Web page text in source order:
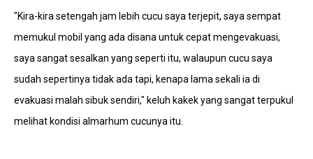
"Kira-kira setengah jam lebih cucu saya terjepit, saya sempat
memukul mobil yang ada disana untuk cepat mengevakuasi,
saya sangat sesalkan yang seperti itu, walaupun cucu saya
sudah sepertinya tidak ada tapi, kenapa lama sekali ia di
evakuasi malah sibuk sendiri," keluh kakek yang sangat terpukul
melihat kondisi almarhum cucunya itu.